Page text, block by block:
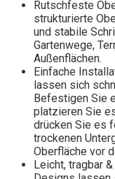
Rutschfeste
strukturierte
und stabile
Gartenwege,
Außenflächen.
Einfache
lassen sich
Befestigen Sie
platzieren Sie
drücken Sie es
trockenen
Oberfläche vor
Leicht, tragbar